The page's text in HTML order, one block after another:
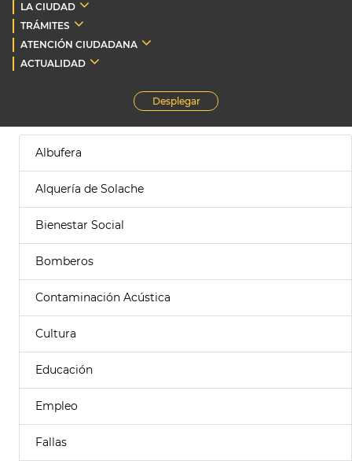
LA CIUDAD
TRÁMITES
ATENCIÓN CIUDADANA
ACTUALIDAD
Desplegar
Albufera
Alquería de Solache
Bienestar Social
Bomberos
Contaminación Acústica
Cultura
Educación
Empleo
Fallas